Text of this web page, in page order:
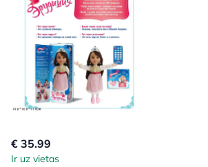
€ 35.99
Ir uz vietas